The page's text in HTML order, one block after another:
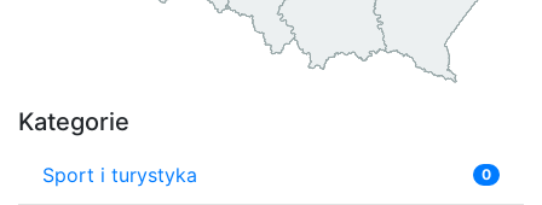
Kategorie
Sport i turystyka 0